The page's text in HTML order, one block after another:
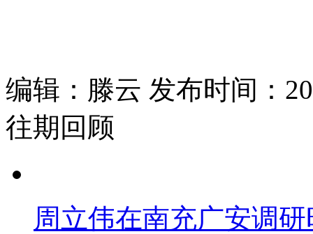
编辑：滕云 发布时间：
往期回顾
周立伟在南充广安调